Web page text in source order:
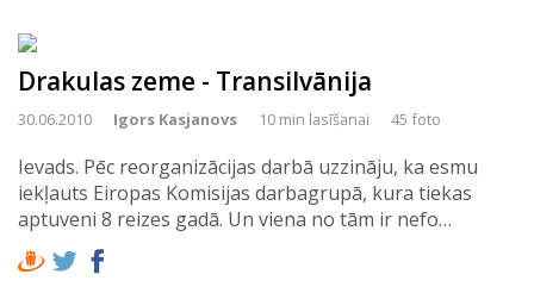
Drakulas zeme - Transilvānija
30.06.2010 Igors Kasjanovs 10 min lasīšanai 45 foto
Ievads. Pēc reorganizācijas darbā uzzināju, ka esmu
iekļauts Eiropas Komisijas darbagrupā, kura tiekas
aptuveni 8 reizes gadā. Un viena no tām ir nefo…